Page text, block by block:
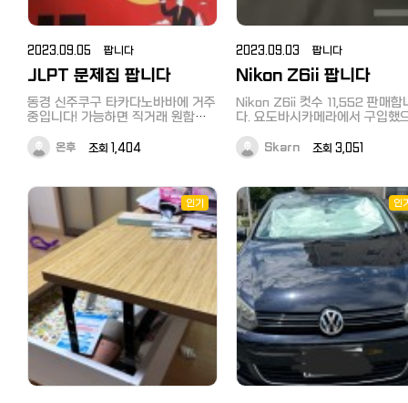
tvs/oled55cxpja/
https://kakaku.com/item/K0001254398/
2023.09.05 팝니다
JLPT 문제집 팝니다
동경 신주쿠구 타카다노바바에 거주
중입니다! 가능하면 직거래 원합니
니다! N1 판매완료 N2 문자, 어휘:
1400엔 (정가: 16000원) 단한번도
책입니다..부디 주인을 찾아주세요..
온후 조회 1,404
2023.09.03 팝니다
Nikon Z6ii 팝니다
Nikon Z6ii 컷수 11,552 판매합
다. 요도바시카메라에서 구입했으며
있습니다. 카메라에 산날에 보호스
킨을 다 붙여놔서 본체에는 상처
놓은 상태입니다. (필요 없으시
거해서 드림) 가격은 19만엔이며 문
의는 메세지로 주세요.
Skarn 조회 3,051
인기 인